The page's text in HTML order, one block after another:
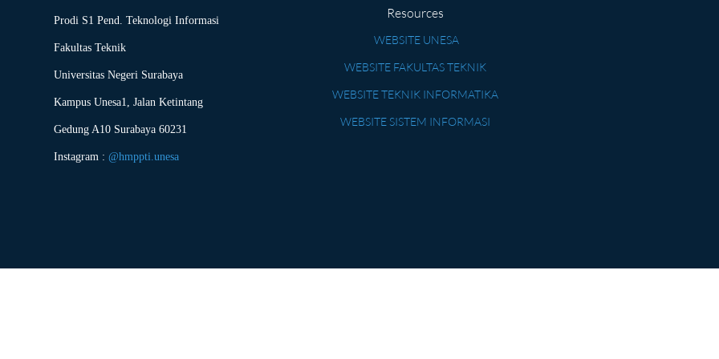
Prodi S1 Pend. Teknologi Informasi
Fakultas Teknik
Universitas Negeri Surabaya
Kampus Unesa1, Jalan Ketintang
Gedung A10 Surabaya 60231
Instagram : @hmppti.unesa
Resources
WEBSITE UNESA
WEBSITE FAKULTAS TEKNIK
WEBSITE TEKNIK INFORMATIKA
WEBSITE SISTEM INFORMASI